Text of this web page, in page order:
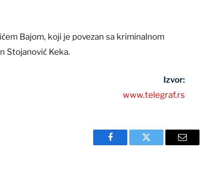
Bajom, koji je povezan sa kriminalnom
Stojanović Keka.
Izvor:
www.telegraf.rs
Facebook Twitter Email